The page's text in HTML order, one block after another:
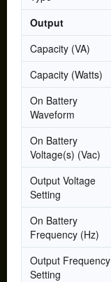
Output
Capacity (VA)
Capacity (Watts)
On Battery
Waveform
On Battery
Voltage(s) (Vac)
Output Voltage
Setting
On Battery
Frequency (Hz)
Output Frequency
Setting